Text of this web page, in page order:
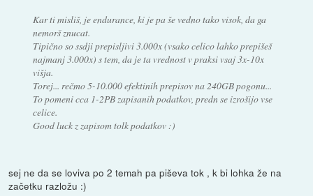
Kar ti misliš, je endurance, ki je pa še vedno tako visok, da ga
nemorš znucat.
Tipično so ssdji prepisljivi 3.000x (vsako celico lahko prepišeš
najmanj 3.000x) s tem, da je ta vrednost v praksi vsaj 3x-10x
višja.
Torej... rečmo 5-10.000 efektinih prepisov na 240GB pogonu...
To pomeni cca 1-2PB zapisanih podatkov, predn se izrošijo vse
celice.
Good luck z zapisom tolk podatkov :)
sej ne da se loviva po 2 temah pa piševa tok , k bi lohka že na
začetku razložu :)